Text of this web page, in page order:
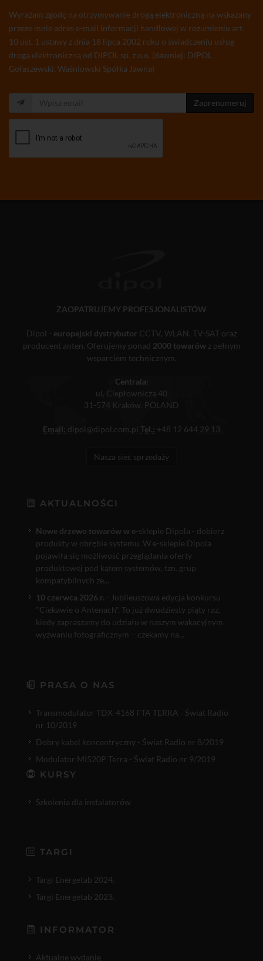
Wyrażam zgodę na otrzymywanie drogą elektroniczną na wskazany
przeze mnie adres e-mail informacji handlowej w rozumieniu art.
10 ust. 1 ustawy z dnia 18 lipca 2002 roku o świadczeniu usług
drogą elektroniczną od DIPOL sp. z o.o. (dawniej: DIPOL
Gołaszewski, Waśniowski Spółka Jawna)
Zaprenumeruj
ZAOPATRUJEMY PROFESJONALISTÓW
Dipol - europejski dystrybutor CCTV, WLAN, TV-SAT oraz
producent anten. Oferujemy ponad 2000 towarówz pełnym
wsparciem technicznym.
Centrala:
ul. Ciepłownicza 40
31-574 Kraków, POLAND
Email: dipol@dipol.com.pl Tel.: +48 12 644 29 13
Nasza sieć sprzedaży
AKTUALNOŚCI
Nowe drzewo towarów w e-sklepie Dipola - dobierz
produkty w obrębie systemu. W e-sklepie Dipola
pojawiła się możliwość przeglądania oferty
produktowej pod kątem systemów, tzn. grup
kompatybilnych ze...
10 czerwca 2026 r. - Jubileuszowa edycja konkursu
"Ciekawie o Antenach". To już dwudziesty piąty raz,
kiedy zapraszamy do udziału w naszym wakacyjnym
wyzwaniu fotograficznym – czekamy na...
PRASA O NAS
Transmodulator TDX-4168 FTA TERRA - Świat Radio
nr 10/2019
Dobry kabel koncentryczny - Świat Radio nr 8/2019
Modulator MI520P Terra - Świat Radio nr 9/2019
KURSY
Szkolenia dla instalatorów
TARGI
Targi Energetab 2024.
Targi Energetab 2023.
INFORMATOR
Aktualne wydanie